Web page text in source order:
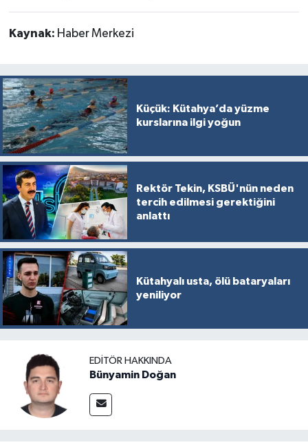
Kaynak: Haber Merkezi
Küçük: Kütahya’da yüzme
kurslarına ilgi yoğun
Rektör Tekin, KSBÜ'nün neden
tercih edilmesi gerektiğini
anlattı
Kütahyalı usta, ölü bataryaları
yeniliyor
EDITÖR HAKKINDA
Bünyamin Doğan